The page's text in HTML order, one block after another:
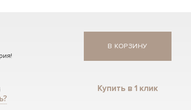
В КОРЗИНУ
Купить в 1 клик